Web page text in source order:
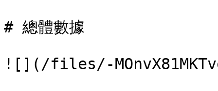
# 總體數據
![](/files/-